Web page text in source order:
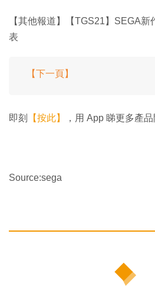
【其他報道】【TGS21】SEGA
表
【下一頁】
即刻 【按此】 ，用 App 睇更多產
Source:sega